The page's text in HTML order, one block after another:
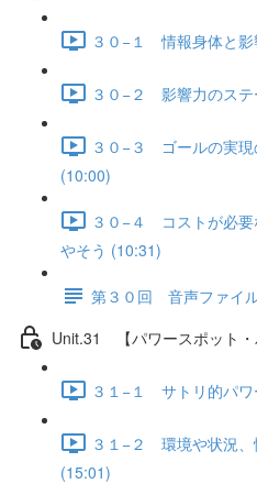
３０−１ 情報身体と
３０−２ 影響力のステ
３０−３ ゴールの実現
(10:00)
３０−４ コストが必要
やそう (10:31)
第３０回 音声ファイ
Unit.31 【パワースポット・
３１−１ サトリ的パワ
３１−２ 環境や状況、
(15:01)